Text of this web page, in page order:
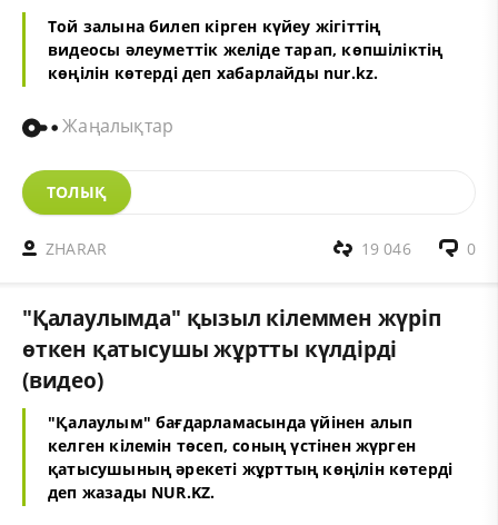
Той залына билеп кірген күйеу жігіттің
видеосы әлеуметтік желіде тарап, көпшіліктің
көңілін көтерді деп хабарлайды nur.kz.
Жаңалықтар
ТОЛЫҚ
ZHARAR 0
19 046
"Қалаулымда" қызыл кілеммен жүріп
өткен қатысушы жұртты күлдірді
(видео)
"Қалаулым" бағдарламасында үйінен алып
келген кілемін төсеп, соның үстінен жүрген
қатысушының әрекеті жұрттың көңілін көтерді
деп жазады NUR.KZ.